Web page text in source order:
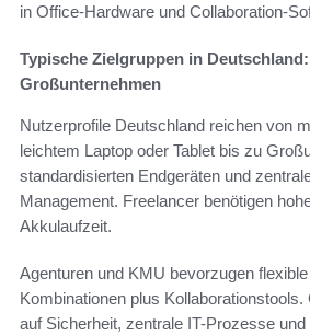
in Office-Hardware und Collaboration-
Typische Zielgruppen in
Großunternehmen
Nutzerprofile Deutschland reichen von
leichtem Laptop oder Tablet bis zu
standardisierten Endgeräten und
Management. Freelancer benötigen
Akkulaufzeit.
Agenturen und KMU bevorzugen
Kombinationen plus
auf Sicherheit, zentrale IT-Prozesse